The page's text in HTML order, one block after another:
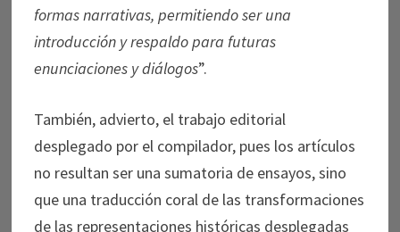
formasnarrativas, permitiendo ser una
introducción y respaldo para futuras
enunciaciones y diálogos”.
También, advierto, el trabajo editorial
desplegado por el compilador, pues los artículos
no resultan ser una sumatoria de ensayos, sino
que una traducción coral de las transformaciones
de las representaciones históricas desplegadas